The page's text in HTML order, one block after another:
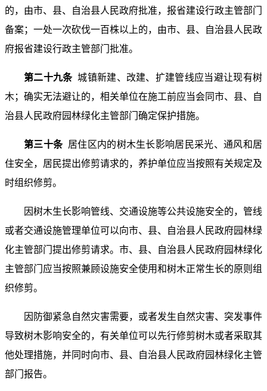
的，由市、县、自治县人民政府批准，报省建设行政主管部门
备案；一处一次砍伐一百株以上的，由市、县、自治县人民政
府报省建设行政主管部门批准。
第二十九条城镇新建、改建、扩建管线应当避让现有树
木；确实无法避让的，相关单位在施工前应当会同市、县、自
治县人民政府园林绿化主管部门确定保护措施。
第三十条 居住区内的树木生长影响居民采光、通风和居
住安全，居民提出修剪请求的，养护单位应当按照有关规定及
时组织修剪。
因树木生长影响管线、交通设施等公共设施安全的，管线
或者交通设施管理单位可以向市、县、自治县人民政府园林绿
化主管部门提出修剪请求。市、县、自治县人民政府园林绿化
主管部门应当按照兼顾设施安全使用和树木正常生长的原则组
织修剪。
因防御紧急自然灾害需要，或者发生自然灾害、突发事件
导致树木影响安全的，有关单位可以先行修剪树木或者采取其
他处理措施，并同时向市、县、自治县人民政府园林绿化主管
部门报告。